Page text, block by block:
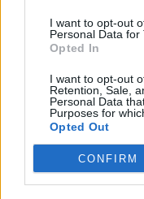
I want to opt-out
Personal Data for
Opted In
I want to opt-out
Retention, Sale,
Personal Data
Purposes for
Opted Out
CONFIRM
Covid-19 : où se
15 mars 2021
Contraception : gratuite
1 septembre 2020
My Favorites